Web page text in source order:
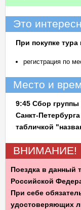
Это
При покупке
регистрация по
Место и
9:45 Сбор группы
Санкт-
табличкой
ВНИМАНИЕ!
Поездка в данный
Российской
При себе
удостоверяющих